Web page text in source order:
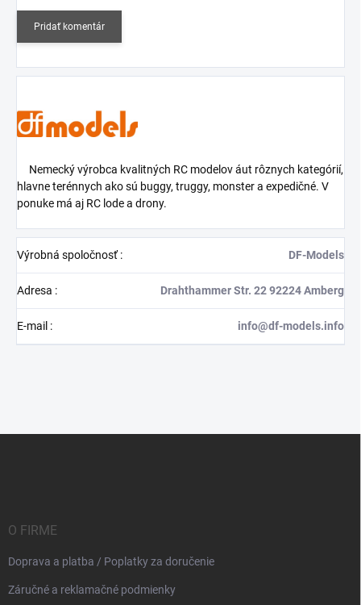
Pridať komentár
Nemecký výrobca kvalitných RC modelov áut rôznych kategórií,
hlavne terénnych ako sú buggy, truggy, monster a expedičné. V
ponuke má aj RC lode a drony.
Výrobná spoločnosť: DF-Models
Adresa : Drahthammer Str. 22 92224 Amberg
E-mail : info@df-models.info
O FIRME
Doprava a platba / Poplatky za doručenie
Záručné a reklamačné podmienky